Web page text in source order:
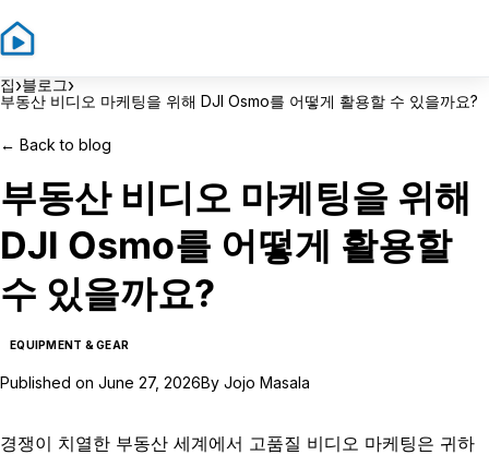
집›블로그›
부동산 비디오 마케팅을 위해 DJI Osmo를 어떻게 활용할 수 있을까요?
← Back to blog
부동산 비디오 마케팅을 위해
DJI Osmo를 어떻게 활용할
수 있을까요?
EQUIPMENT & GEAR
Published on June 27, 2026By Jojo Masala
경쟁이 치열한 부동산 세계에서 고품질 비디오 마케팅은 귀하